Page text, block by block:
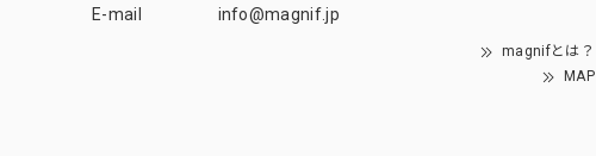
E-mail
info@magnif.jp
magnifとは？
MAP